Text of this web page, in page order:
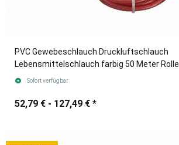
PVC Gewebeschlauch Druckluftschlauch
Lebensmittelschlauch farbig 50 Meter Rolle
Sofort verfügbar
52,79 € - 127,49 € *